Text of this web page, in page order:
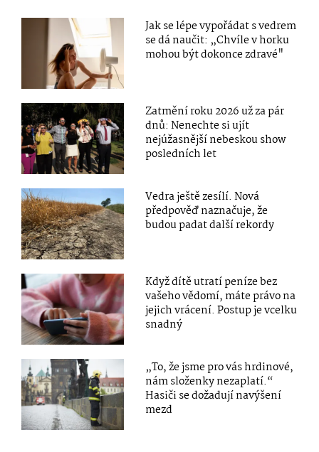
Jak se lépe vypořádat s vedrem
se dá naučit: „Chvíle v horku
mohou být dokonce zdravé"
Zatmění roku 2026 už za pár
dnů: Nenechte si ujít
nejúžasnější nebeskou show
posledních let
Vedra ještě zesílí. Nová
předpověď naznačuje, že
budou padat další rekordy
Když dítě utratí peníze bez
vašeho vědomí, máte právo na
jejich vrácení. Postup je vcelku
snadný
„To, že jsme pro vás hrdinové,
nám složenky nezaplatí.“
Hasiči se dožadují navýšení
mezd